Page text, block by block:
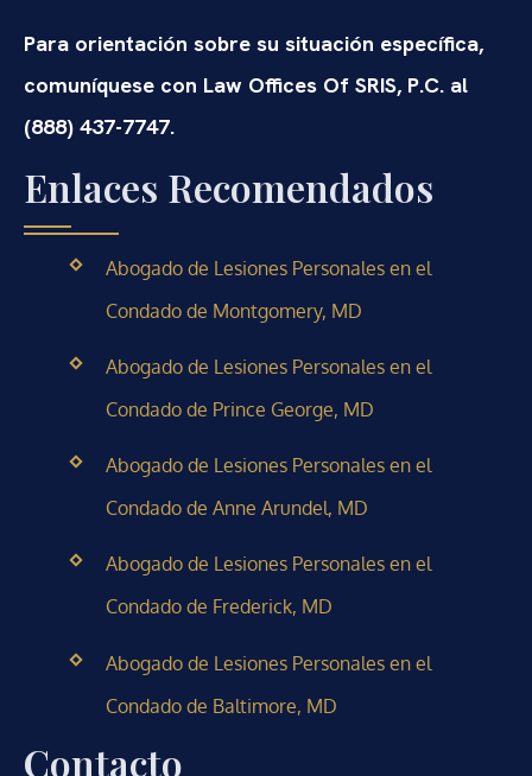
Para orientación sobre su situación específica,
comuníquese con Law Offices Of SRIS, P.C. al
(888) 437-7747.
Enlaces Recomendados
Abogado de Lesiones Personales en el
Condado de Montgomery, MD
Abogado de Lesiones Personales en el
Condado de Prince George, MD
Abogado de Lesiones Personales en el
Condado de Anne Arundel, MD
Abogado de Lesiones Personales en el
Condado de Frederick, MD
Abogado de Lesiones Personales en el
Condado de Baltimore, MD
Contacto